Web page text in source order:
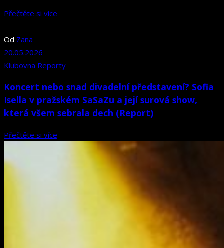
Přečtěte si více
Od Zana
20.05.2026
Klubovna Reporty
Koncert nebo snad divadelní představení? Sofia
Isella v pražském SaSaZu a její surová show,
která všem sebrala dech (Report)
Přečtěte si více